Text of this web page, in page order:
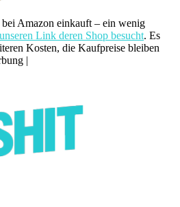
Amazon einkauft – ein wenig
unseren Link deren Shop besucht. Es
Kosten, die Kaufpreise bleiben
|